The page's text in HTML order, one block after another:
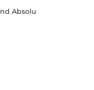
Absolu